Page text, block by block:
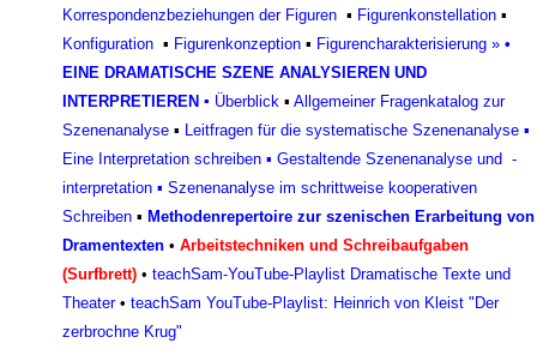
Korrespondenzbeziehungen der Figuren ▪ Figurenkonstellation ▪
Konfiguration ▪ Figurenkonzeption ▪ Figurencharakterisierung » •
EINE DRAMATISCHE SZENE ANALYSIEREN UND
INTERPRETIEREN ▪ Überblick ▪ Allgemeiner Fragenkatalog zur
Szenenanalyse ▪ Leitfragen für die systematische Szenenanalyse ▪
Eine Interpretation schreiben ▪ Gestaltende Szenenanalyse und -
interpretation ▪ Szenenanalyse im schrittweise kooperativen
Schreiben ▪ Methodenrepertoire zur szenischen Erarbeitung von
Dramentexten • Arbeitstechniken und Schreibaufgaben
(Surfbrett) • teachSam-YouTube-Playlist Dramatische Texte und
Theater• teachSam YouTube-Playlist: Heinrich von Kleist "Der
zerbrochne Krug"